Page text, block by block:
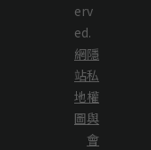
erv
ed.
網
站
地
圖
隱
私
權
與
會